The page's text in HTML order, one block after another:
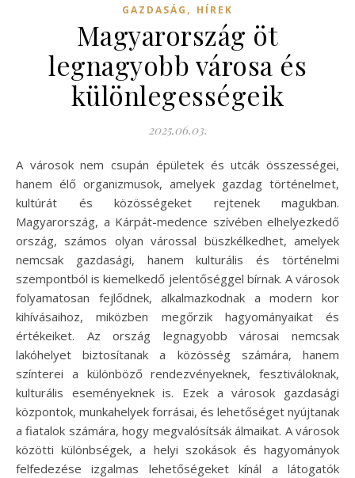
GAZDASÁG , HÍREK
Magyarország öt
legnagyobb városa és
különlegességeik
2025.06.03.
A városok nem csupán épületek és utcák összességei,
hanem élő organizmusok, amelyek gazdag történelmet,
kultúrát és közösségeket rejtenek magukban.
Magyarország, a Kárpát-medence szívében elhelyezkedő
ország, számos olyan várossal büszkélkedhet, amelyek
nemcsak gazdasági, hanem kulturális és történelmi
szempontból is kiemelkedő jelentőséggel bírnak. A városok
folyamatosan fejlődnek, alkalmazkodnak a modern kor
kihívásaihoz, miközben megőrzik hagyományaikat és
értékeiket. Az ország legnagyobb városai nemcsak
lakóhelyet biztosítanak a közösség számára, hanem
színterei a különböző rendezvényeknek, fesztiváloknak,
kulturális eseményeknek is. Ezek a városok gazdasági
központok, munkahelyek forrásai, és lehetőséget nyújtanak
a fiatalok számára, hogy megvalósítsák álmaikat. A városok
közötti különbségek, a helyi szokások és hagyományok
felfedezése izgalmas lehetőségeket kínál a látogatók